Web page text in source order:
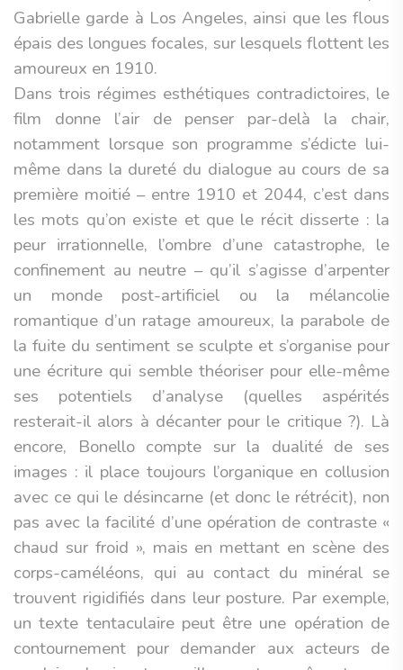
Gabrielle garde à Los Angeles, ainsi que les flous
épais des longues focales, sur lesquels flottent les
amoureux en 1910.
Dans trois régimes esthétiques contradictoires, le
film donne l’air de penser par-delà la chair,
notamment lorsque son programme s’édicte lui-
même dans la dureté du dialogue au cours de sa
première moitié – entre 1910 et 2044, c’est dans
les mots qu’on existe et que le récit disserte : la
peur irrationnelle, l’ombre d’une catastrophe, le
confinement au neutre – qu’il s’agisse d’arpenter
un monde post-artificiel ou la mélancolie
romantique d’un ratage amoureux, la parabole de
la fuite du sentiment se sculpte et s’organise pour
une écriture qui semble théoriser pour elle-même
ses potentiels d’analyse (quelles aspérités
resterait-il alors à décanter pour le critique ?). Là
encore, Bonello compte sur la dualité de ses
images : il place toujours l’organique en collusion
avec ce qui le désincarne (et donc le rétrécit), non
pas avec la facilité d’une opération de contraste «
chaud sur froid », mais en mettant en scène des
corps-caméléons, qui au contact du minéral se
trouvent rigidifiés dans leur posture. Par exemple,
un texte tentaculaire peut être une opération de
contournement pour demander aux acteurs de